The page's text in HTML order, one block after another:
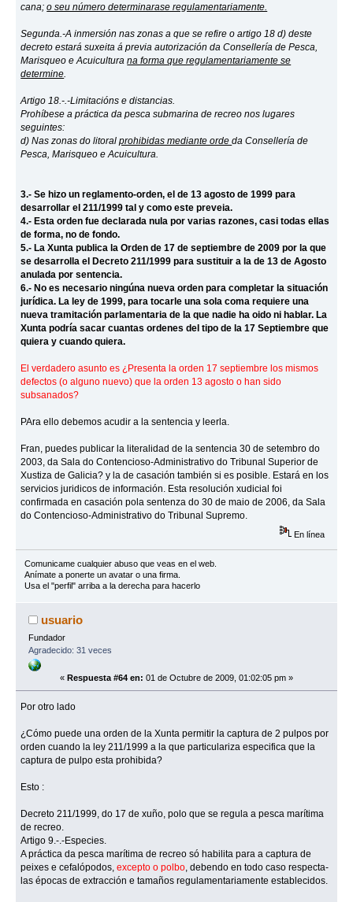
cana;o seu número determinarase regulamentariamente.
Segunda.-A inmersión nas zonas a que se refire o artigo 18 d) deste
decreto estará suxeita á previa autorización da Consellería de Pesca,
Marisqueo e Acuiculturana forma que regulamentariamente se
determine.
Artigo 18.-.-Limitacións e distancias.
Prohíbese a práctica da pesca submarina de recreo nos lugares
seguintes:
d) Nas zonas do litoralprohibidas mediante ordeda Consellería de
Pesca, Marisqueo e Acuicultura.
3.- Se hizo un reglamento-orden, el de 13 agosto de 1999 para
desarrollar el 211/1999 tal y como este preveia.
4.- Esta orden fue declarada nula por varias razones, casi todas ellas
de forma, no de fondo.
5.- La Xunta publica la Orden de 17 de septiembre de 2009 por la que
se desarrolla el Decreto 211/1999 para sustituir a la de 13 de Agosto
anulada por sentencia.
6.- No es necesario ningúna nueva orden para completar la situación
jurídica. La ley de 1999, para tocarle una sola coma requiere una
nueva tramitación parlamentaria de la que nadie ha oido ni hablar. La
Xunta podría sacar cuantas ordenes del tipo de la 17 Septiembre que
quiera y cuando quiera.
El verdadero asunto es ¿Presenta la orden 17 septiembre los mismos
defectos (o alguno nuevo) que la orden 13 agosto o han sido
subsanados?
PAra ello debemos acudir a la sentencia y leerla.
Fran, puedes publicar la literalidad de la sentencia 30 de setembro do
2003, da Sala do Contencioso-Administrativo do Tribunal Superior de
Xustiza de Galicia? y la de casación también si es posible. Estará en los
servicios juridicos de información. Esta resolución xudicial foi
confirmada en casación pola sentenza do 30 de maio de 2006, da Sala
do Contencioso-Administrativo do Tribunal Supremo.
En línea
Comunicame cualquier abuso que veas en el web.
Anímate a ponerte un avatar o una firma.
Usa el "perfil" arriba a la derecha para hacerlo
usuario
Fundador
Agradecido: 31 veces
« Respuesta #64 en: 01 de Octubre de 2009, 01:02:05 pm »
Por otro lado
¿Cómo puede una orden de la Xunta permitir la captura de 2 pulpos por
orden cuando la ley 211/1999 a la que particulariza especifica que la
captura de pulpo esta prohibida?
Esto :
Decreto 211/1999, do 17 de xuño, polo que se regula a pesca marítima
de recreo.
Artigo 9.-.-Especies.
A práctica da pesca marítima de recreo só habilita para a captura de
peixes e cefalópodos,excepto o polbo, debendo en todo caso respecta-
las épocas de extracción e tamaños regulamentariamente establecidos.